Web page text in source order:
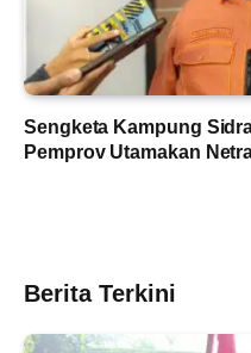
Sengketa Kampung
Pemprov Utamakan
Berita Terkini